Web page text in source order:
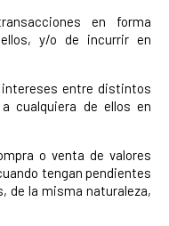
en forma
y/o de incurrir en
entre distintos
cualquiera de ellos en
o venta de valores
tengan pendientes
de la misma naturaleza,